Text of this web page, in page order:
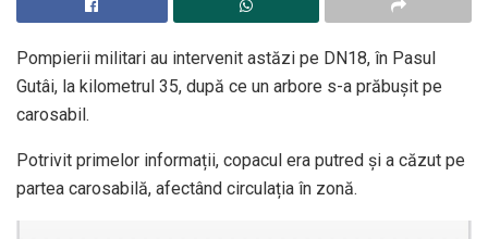
Pompierii militari au intervenit astăzi pe DN18, în Pasul
Gutâi, la kilometrul 35, după ce un arbore s-a prăbușit pe
carosabil.
Potrivit primelor informații, copacul era putred și a căzut pe
partea carosabilă, afectând circulația în zonă.